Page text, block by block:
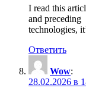
I read this
and preceding
technologies,
Ответить
Wow:
28.02.2026 в